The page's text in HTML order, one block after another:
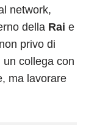
network,
della Rai e
privo di
collega con
ma lavorare